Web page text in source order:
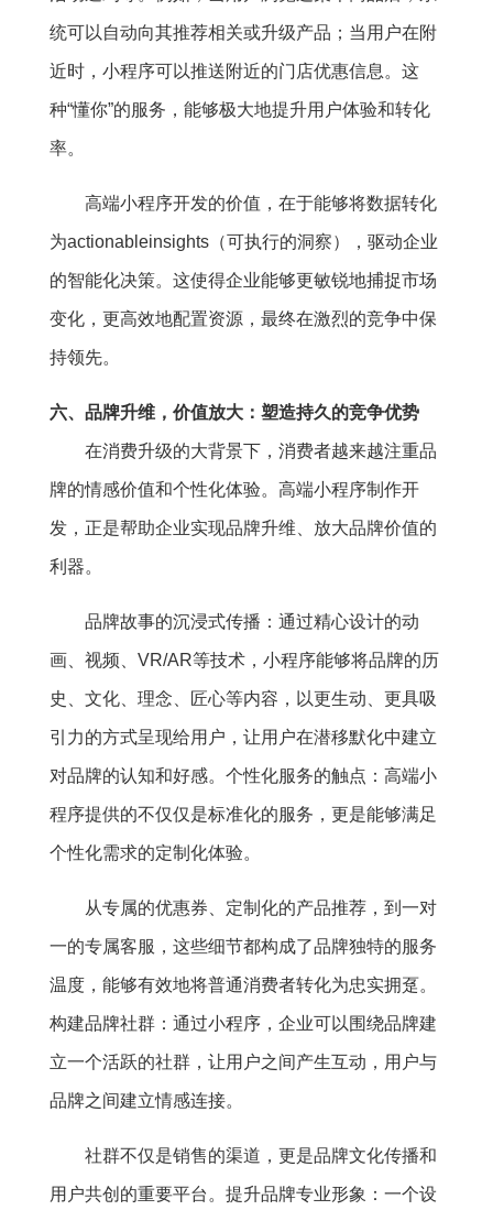
统可以自动向其推荐相关或升级产品；当用户在附
近时，小程序可以推送附近的门店优惠信息。这
种“懂你”的服务，能够极大地提升用户体验和转化
率。
高端小程序开发的价值，在于能够将数据转化
为actionableinsights（可执行的洞察），驱动企业
的智能化决策。这使得企业能够更敏锐地捕捉市场
变化，更高效地配置资源，最终在激烈的竞争中保
持领先。
六、品牌升维，价值放大：塑造持久的竞争优势
在消费升级的大背景下，消费者越来越注重品
牌的情感价值和个性化体验。高端小程序制作开
发，正是帮助企业实现品牌升维、放大品牌价值的
利器。
品牌故事的沉浸式传播：通过精心设计的动
画、视频、VR/AR等技术，小程序能够将品牌的历
史、文化、理念、匠心等内容，以更生动、更具吸
引力的方式呈现给用户，让用户在潜移默化中建立
对品牌的认知和好感。个性化服务的触点：高端小
程序提供的不仅仅是标准化的服务，更是能够满足
个性化需求的定制化体验。
从专属的优惠券、定制化的产品推荐，到一对
一的专属客服，这些细节都构成了品牌独特的服务
温度，能够有效地将普通消费者转化为忠实拥趸。
构建品牌社群：通过小程序，企业可以围绕品牌建
立一个活跃的社群，让用户之间产生互动，用户与
品牌之间建立情感连接。
社群不仅是销售的渠道，更是品牌文化传播和
用户共创的重要平台。提升品牌专业形象：一个设